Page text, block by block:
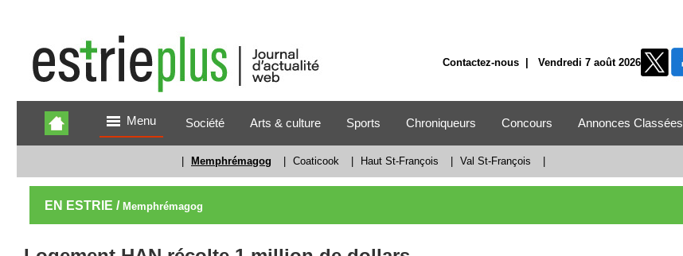
Contactez-nous | Vendredi 7 août 2026
Menu Société Arts & culture Sports Chroniqueurs Concours Annonces Classées
Memphrémagog Coaticook Haut St-François Val St-François
EN ESTRIE / Memphrémagog